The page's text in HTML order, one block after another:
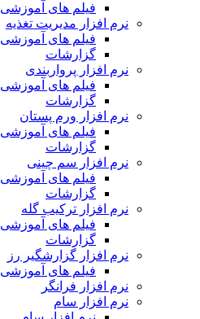
فیلم های آموزشی
نرم افزار مدیریت تغذیه
فیلم های آموزشی
گزارشات
نرم افزار پرواربندی
فیلم های آموزشی
گزارشات
نرم افزار ورم پستان
فیلم های آموزشی
گزارشات
نرم افزار سم چینی
فیلم های آموزشی
گزارشات
نرم افزار ترکیب گله
فیلم های آموزشی
گزارشات
نرم افزار گزارشگیر رز
فیلم های آموزشی
نرم افزار فرانگر
نرم افزار سام